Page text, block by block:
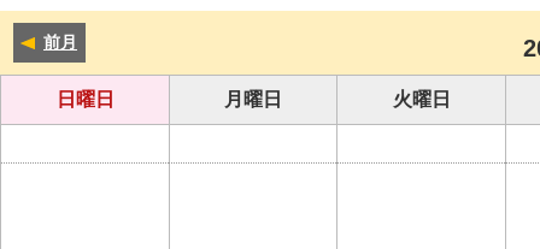
前月
日曜日 月曜日 火曜日